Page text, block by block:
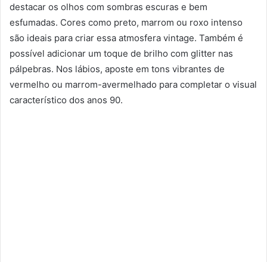
destacar os olhos com sombras escuras e bem
esfumadas. Cores como preto, marrom ou roxo intenso
são ideais para criar essa atmosfera vintage. Também é
possível adicionar um toque de brilho com glitter nas
pálpebras. Nos lábios, aposte em tons vibrantes de
vermelho ou marrom-avermelhado para completar o visual
característico dos anos 90.